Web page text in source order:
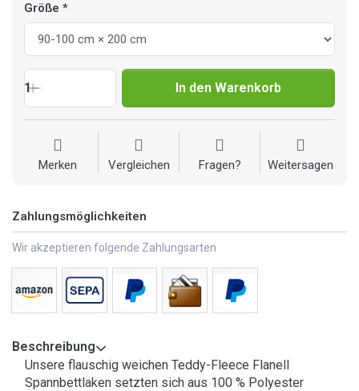
Größe
1 In den Warenkorb
Merken Vergleichen Fragen? Weitersagen
Zahlungsmöglichkeiten
Wir akzeptieren folgende Zahlungsarten
Beschreibung
Unsere flauschig weichen Teddy-Fleece Flanell
Spannbettlaken setzten sich aus 100 % Polyester